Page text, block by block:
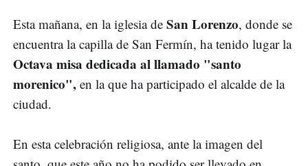
Esta mañana, en la iglesia de San Lorenzo, donde se
encuentra la capilla de San Fermín, ha tenido lugar la
Octava misa dedicada al llamado "santo
morenico", en la que ha participado el alcalde de la
ciudad.
En esta celebración religiosa, ante la imagen del